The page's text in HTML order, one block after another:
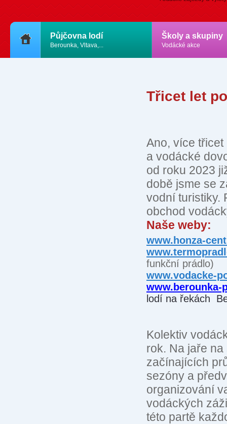
Půjčovna lodí
Berounka, Vltava,...
Školy a skupiny
Vodácké akce
Třicet let
Ano, více
a vodácké
od roku 2023
době jsme se
vodní turistiky.
obchod
Naše weby:
www.honza-
funkční prádlo)
www.vodacke-
lodí na řekách
Kolektiv
rok. Na jaře
začínajících
sezóny a
organizování
vodáckých
této partě